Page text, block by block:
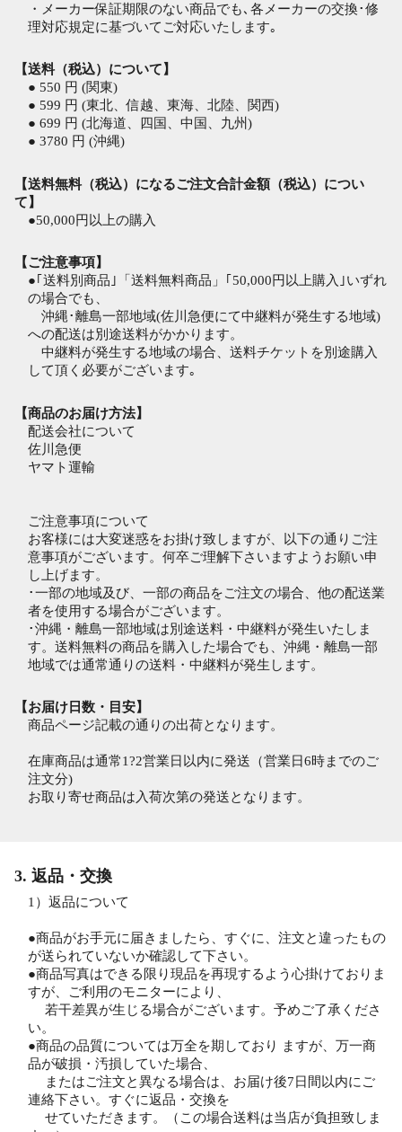
・メーカー保証期限のない商品でも､各メーカーの交換･修
理対応規定に基づいてご対応いたします｡
【送料（税込）について】
● 550 円 (関東)
● 599 円 (東北、信越、東海、北陸、関西)
● 699 円 (北海道、四国、中国、九州)
● 3780 円 (沖縄)
【送料無料（税込）になるご注文合計金額（税込）につい
て】
●50,000円以上の購入
【ご注意事項】
●｢送料別商品｣「送料無料商品」｢50,000円以上購入｣いずれ
の場合でも、
沖縄･離島一部地域(佐川急便にて中継料が発生する地域)
への配送は別途送料がかかります。
中継料が発生する地域の場合、送料チケットを別途購入
して頂く必要がございます｡
【商品のお届け方法】
配送会社について
佐川急便
ヤマト運輸
ご注意事項について
お客様には大変迷惑をお掛け致しますが、以下の通りご注
意事項がございます。何卒ご理解下さいますようお願い申
し上げます。
･一部の地域及び、一部の商品をご注文の場合、他の配送業
者を使用する場合がございます。
･沖縄・離島一部地域は別途送料・中継料が発生いたしま
す。送料無料の商品を購入した場合でも、沖縄・離島一部
地域では通常通りの送料・中継料が発生します。
【お届け日数・目安】
商品ページ記載の通りの出荷となります。
在庫商品は通常1?2営業日以内に発送（営業日6時までのご
注文分)
お取り寄せ商品は入荷次第の発送となります。
3. 返品・交換
1）返品について
●商品がお手元に届きましたら、すぐに、注文と違ったもの
が送られていないか確認して下さい。
●商品写真はできる限り現品を再現するよう心掛けておりま
すが、ご利用のモニターにより、
若干差異が生じる場合がございます。予めご了承くださ
い。
●商品の品質については万全を期しており ますが、万一商
品が破損・汚損していた場合、
またはご注文と異なる場合は、お届け後7日間以内にご
連絡下さい。すぐに返品・交換を
せていただきます。（この場合送料は当店が負担致しま